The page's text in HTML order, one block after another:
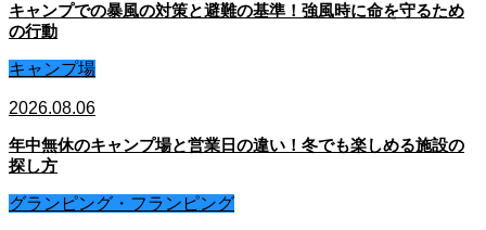
キャンプでの暴風の対策と避難の基準！強風時に命を守るため
の行動
キャンプ場
2026.08.06
年中無休のキャンプ場と営業日の違い！冬でも楽しめる施設の
探し方
グランピング・フランピング